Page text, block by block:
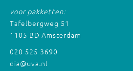
voor pakketten:
Tafelbergweg 51
1105 BD Amsterdam
020 525 3690
dia@uva.nl